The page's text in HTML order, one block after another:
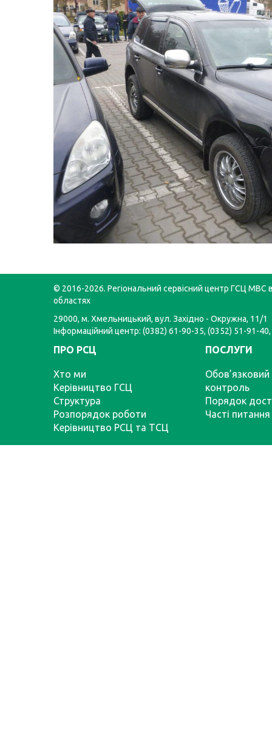
© 2016-2026. Регіональний сервісний центр ГСЦ МВС
областях
29000, м. Хмельницький, вул. Західно - Окружна, 11/1
Інформаційний центр: (0382) 61-90-35, (0352) 51-91-
ПРО РСЦ
Хто ми
Керівництво ГСЦ
Структура
Розпорядок роботи
Керівництво РСЦ та ТСЦ
ПОСЛУГИ
Обов’язковий
контроль
Порядок
Часті питання